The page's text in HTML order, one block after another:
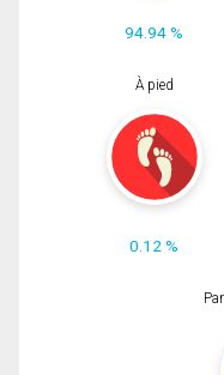
94.94 %
À pied
0.12 %